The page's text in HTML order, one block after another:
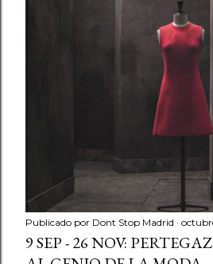
Publicado por Dont Stop Madrid
9 SEP - 26 NOV: